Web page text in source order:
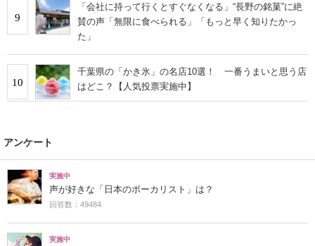
9
「会社に持って行くとすぐなくなる」“長野の銘菓”に絶
賛の声「無限に食べられる」「もっと早く知りたかっ
た」
10
千葉県の「かき氷」の名店10選！ 一番うまいと思う店
はどこ？【人気投票実施中】
アンケート
実施中
声が好きな「日本のボーカリスト」は？
回答数：49484
実施中